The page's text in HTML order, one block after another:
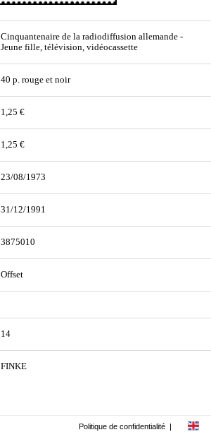
Cinquantenaire de la radiodiffusion allemande -
Jeune fille, télévision, vidéocassette
40 p. rouge et noir
1,25 €
1,25 €
23/08/1973
31/12/1991
3875010
Offset
14
FINKE
Politique de confidentialité |